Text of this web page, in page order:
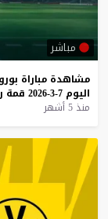
مباشر
مشاهدة مباراة
اليوم 7-3-2026 قمة
منذ 5 أشهر